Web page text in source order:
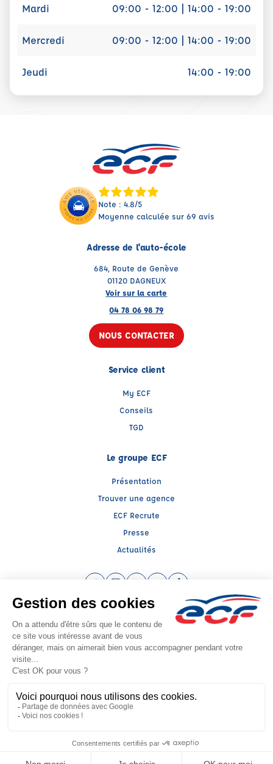
Mardi 09:00 - 12:00 | 14:00 - 19:00
Mercredi 09:00 - 12:00 | 14:00 - 19:00
Jeudi 14:00 - 19:00
Note : 4.8/5
Moyenne calculée sur 69 avis
Adresse de l'auto-école
684, Route de Genève
01120 DAGNEUX
Voir sur la carte
04 78 06 98 79
NOUS CONTACTER
Service client
My ECF
Conseils
TGD
Le groupe ECF
Présentation
Trouver une agence
ECF Recrute
Presse
Actualités
Instagram (nouvelle fenêtre)
LinkedIn (nouvelle fenêtre)
YouTube (nouvelle fenêtre)
TikTok (nouvelle
Raison sociale : THOMAS FORMATIONS - Capital social: 8000€
SIREN: 830379681 - Numéro de TVA intracommunautaire: FR90 830379681
Agrément n°E2100100050
Siège social : Ave du Docteur Berthier- Ctre Cial Magali , MEXIMIEUX (01800)